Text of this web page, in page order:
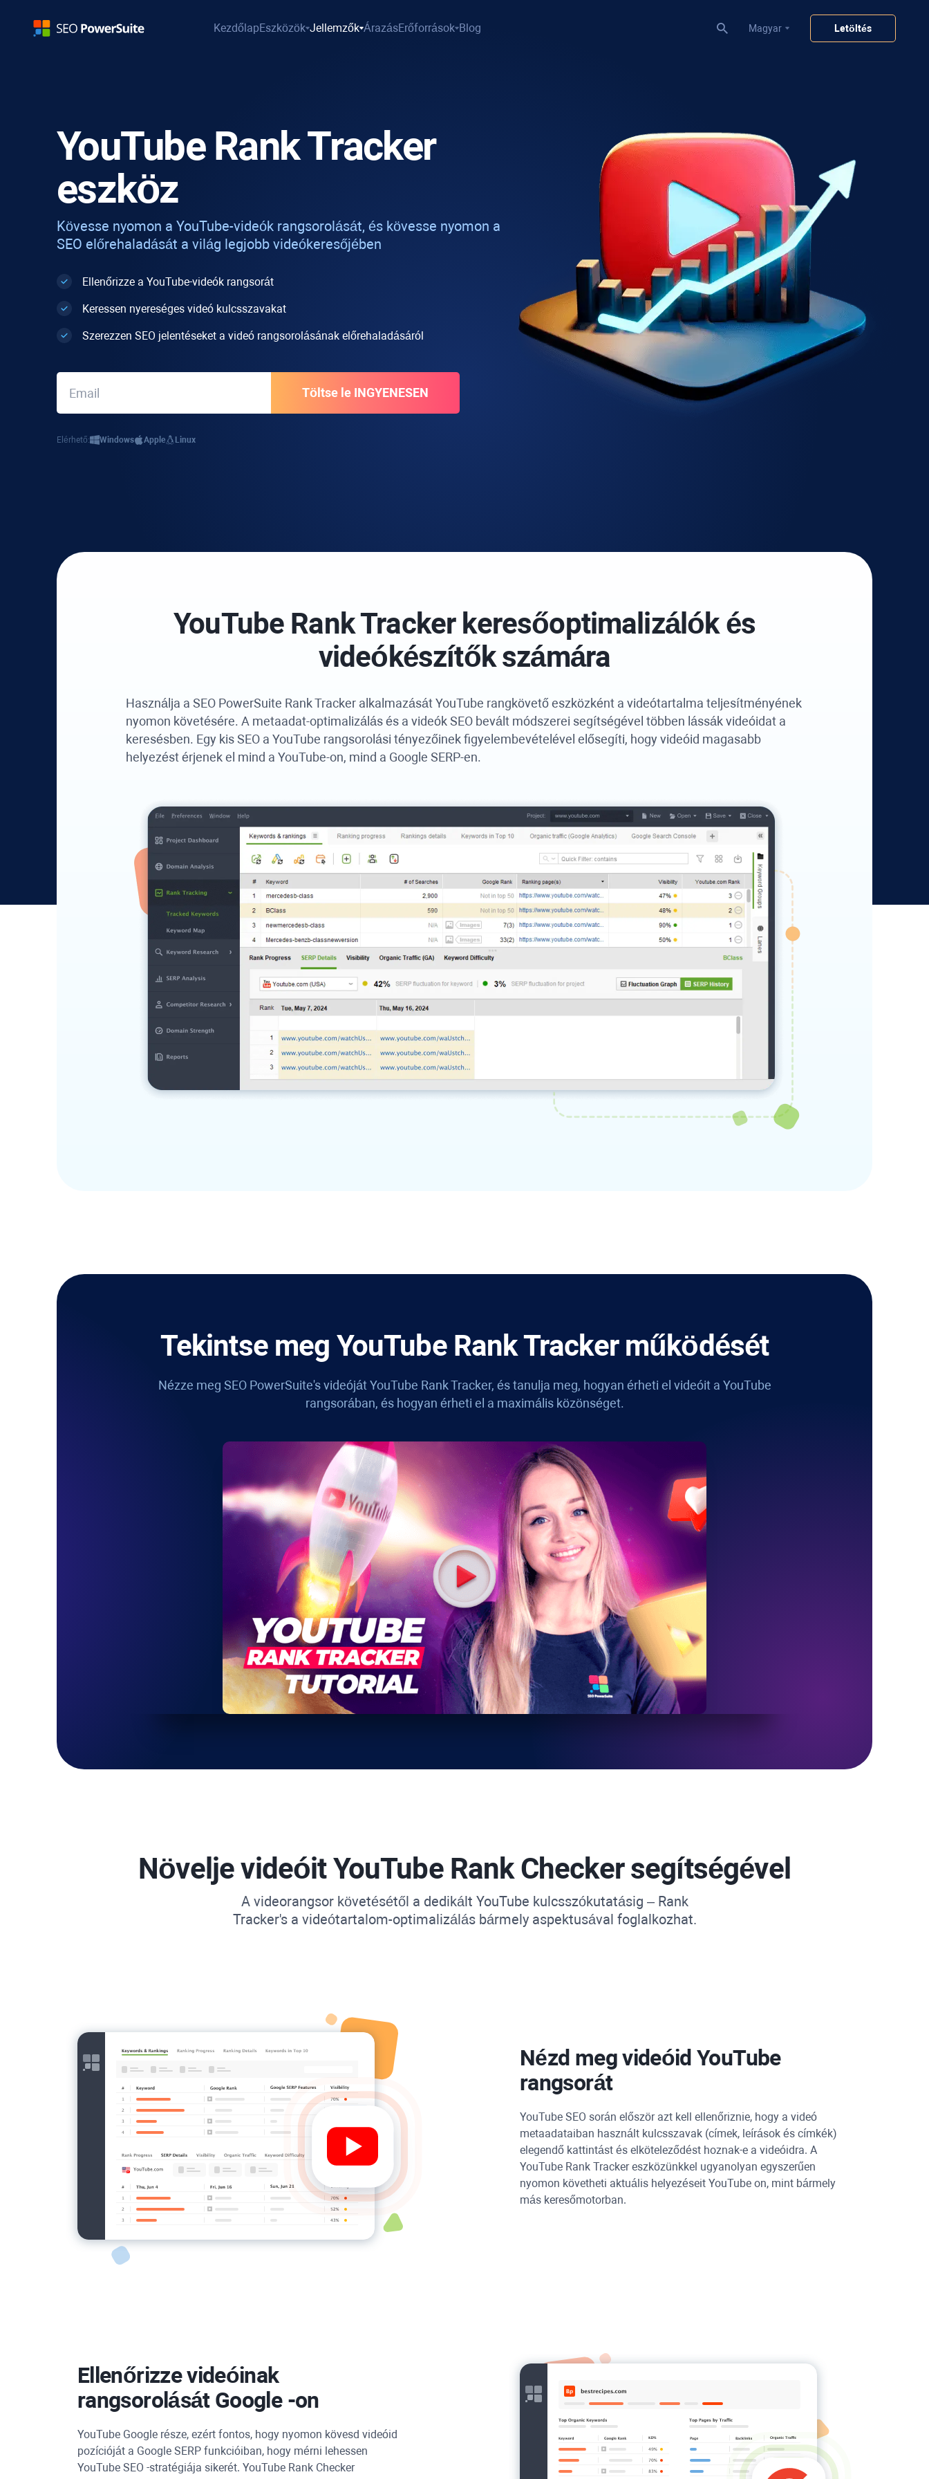
KezdőlapEszközök Jellemzők ÁrazásErőforrások Blog Magyar Letöltés
YouTube Rank Tracker
eszköz
Kövesse nyomon a YouTube-videók rangsorolását, és kövesse nyomon a
SEO előrehaladását a világ legjobb videókeresőjében
Ellenőrizze a YouTube-videók rangsorát
Keressen nyereséges videó kulcsszavakat
Szerezzen SEO jelentéseket a videó rangsorolásának előrehaladásáról
Elérhető: Windows Apple Linux
YouTube Rank Tracker keresőoptimalizálók és
videókészítők számára
Használja a SEO PowerSuite Rank Tracker alkalmazását YouTube rangkövető eszközként a videótartalma teljesítményének
nyomon követésére. A metaadat-optimalizálás és a videók SEO bevált módszerei segítségével többen lássák videóidat a
keresésben. Egy kis SEO a YouTube rangsorolási tényezőinek figyelembevételével elősegíti, hogy videóid magasabb
helyezést érjenek el mind a YouTube-on, mind a Google SERP-en.
Tekintse meg YouTube Rank Trackerműködését
Nézze meg SEO PowerSuite'svideójátYouTube Rank Tracker, és tanulja meg, hogyan érheti el videóit a YouTube
rangsorában, és hogyan érheti el a maximális közönséget.
Növelje videóitYouTube Rank Checkersegítségével
A videorangsor követésétől a dedikált YouTube kulcsszókutatásig – Rank
Tracker'sa videótartalom-optimalizálás bármely aspektusával foglalkozhat.
Nézd meg videóidYouTube
rangsorát
YouTube SEO során először azt kell ellenőriznie, hogy a videó
metaadataiban használt kulcsszavak (címek, leírások és címkék)
elegendő kattintást és elköteleződést hoznak-e a videóidra. A
YouTube Rank Tracker eszközünkkel ugyanolyan egyszerűen
nyomon követheti aktuális helyezéseit YouTube on, mint bármely
más keresőmotorban.
Ellenőrizze videóinak
rangsorolását Google-on
YouTube Google része, ezért fontos, hogy nyomon kövesd videóid
pozícióját a Google SERP funkcióiban, hogy mérni lehessen
YouTube SEO -stratégiája sikerét. YouTube Rank Checker